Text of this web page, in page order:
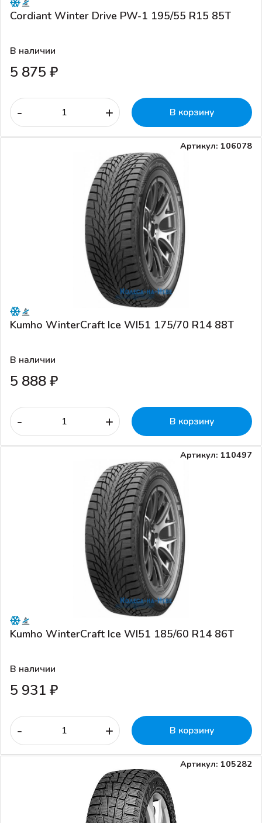
Cordiant Winter Drive PW-1 195/55 R15 85T
В наличии
5 875 ₽
- + В корзину
Артикул: 106078
Kumho WinterCraft Ice WI51 175/70 R14 88T
В наличии
5 888 ₽
- + В корзину
Артикул: 110497
Kumho WinterCraft Ice WI51 185/60 R14 86T
В наличии
5 931 ₽
- + В корзину
Артикул: 105282